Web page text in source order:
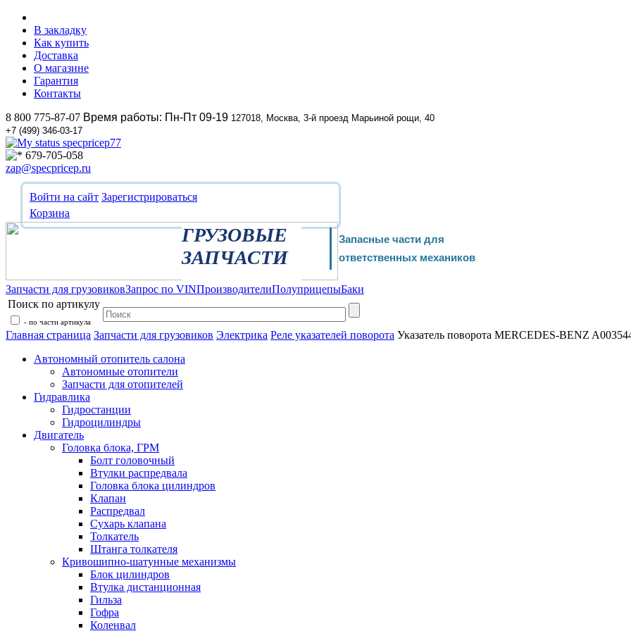
В закладку
Как купить
Доставка
О магазине
Гарантия
Контакты
8 800 775-87-07 Время работы: Пн-Пт 09-19 127018, Москва, 3-й проезд Марьиной рощи, 40
+7 (499) 346-03-17
specpricep77
679-705-058
zap@specpricep.ru
Войти на сайт Зарегистрироваться
Корзина
ГРУЗОВЫЕ
ЗАПЧАСТИ
Запасные части для
ответственных механиков
Запчасти для грузовиковЗапрос по VINПроизводителиПолуприцепыБаки
Поиск по артикулу
- по части артикула
Главная страница Запчасти для грузовиков Электрика Реле указателей поворота Указатель поворота MERCEDES-BENZ
Автономный отопитель салона
Автономные отопители
Запчасти для отопителей
Гидравлика
Гидростанции
Гидроцилиндры
Двигатель
Головка блока, ГРМ
Болт головочный
Втулки распредвала
Головка блока цилиндров
Клапан
Распредвал
Сухарь клапана
Толкатель
Штанга толкателя
Кривошипно-шатунные механизмы
Блок цилиндров
Втулка дистанционная
Гильза
Гофра
Коленвал